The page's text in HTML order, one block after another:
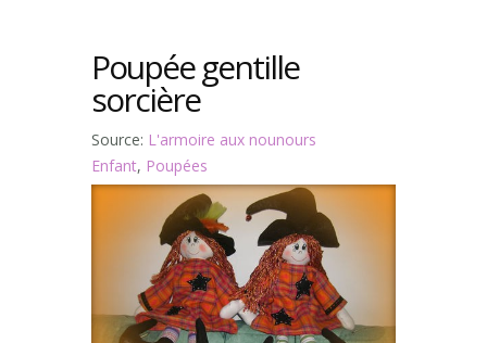
Poupée gentille
sorcière
Source: L'armoire aux nounours
Enfant, Poupées